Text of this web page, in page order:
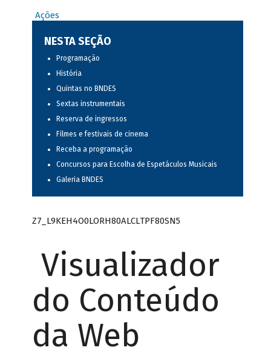
Ações
NESTA SEÇÃO
Programação
História
Quintas no BNDES
Sextas instrumentais
Reserva de ingressos
Filmes e festivais de cinema
Receba a programação
Concursos para Escolha de Espetáculos Musicais
Galeria BNDES
Z7_L9KEH4O0LORH80ALCLTPF80SN5
Visualizador
do Conteúdo
da Web